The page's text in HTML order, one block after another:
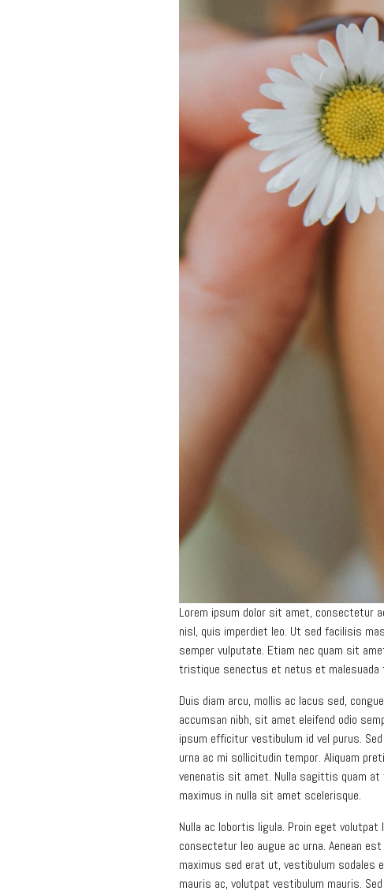
Lorem ipsum dolor sit amet, consectetur
nisl, quis imperdiet leo. Ut sed facilisis
semper vulputate. Etiam nec quam sit
tristique senectus et netus et
Duis diam arcu, mollis ac lacus sed,
accumsan nibh, sit amet eleifend odio
ipsum efficitur vestibulum id vel purus.
urna ac mi sollicitudin tempor. Aliquam
venenatis sit amet. Nulla sagittis quam
maximus in nulla sit amet scelerisque.
Nulla ac lobortis ligula. Proin eget volutpat
consectetur leo augue ac urna. Aenean
maximus sed erat ut, vestibulum sodales
mauris ac, volutpat vestibulum mauris.